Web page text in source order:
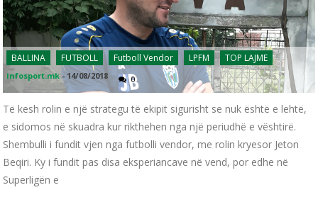
BALLINA FUTBOLL Futboll Vendor LPFM TOP LAJME
infosport.mk - 14/08/2018 0
Të kesh rolin e një strategu të ekipit sigurisht se nuk është e lehtë,
e sidomos në skuadra kur rikthehen nga një periudhë e vështirë.
Shembulli i fundit vjen nga futbolli vendor, me rolin kryesor Jeton
Beqiri. Ky i fundit pas disa eksperiancave në vend, por edhe në
Superligën e